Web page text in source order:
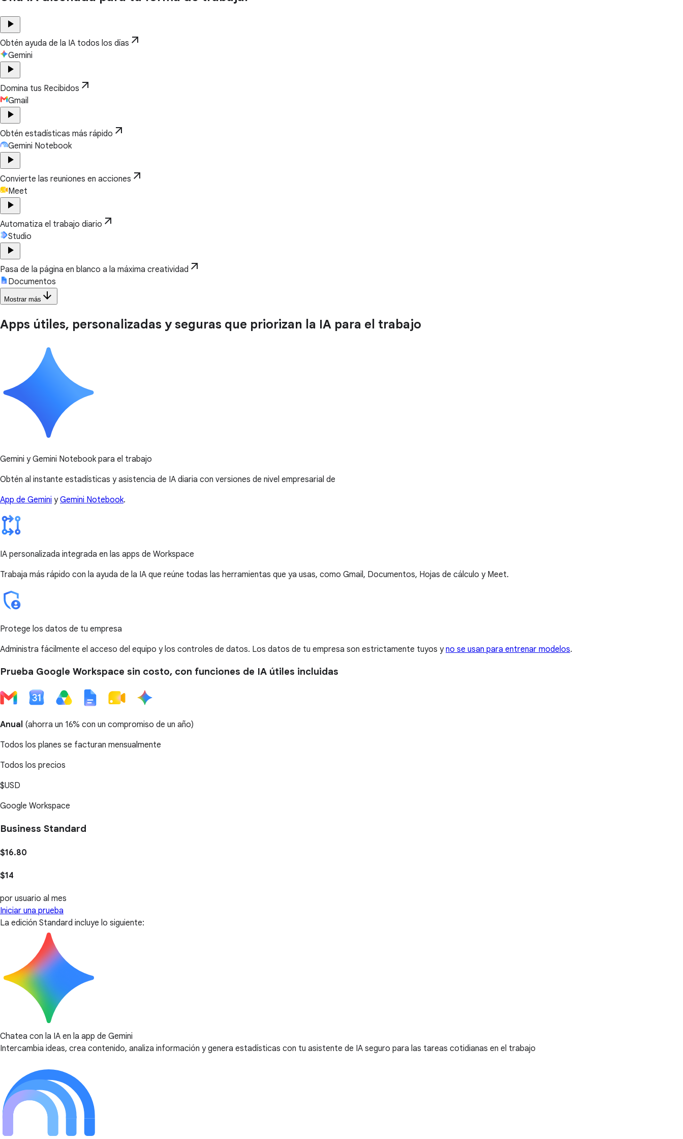
play_arrow
Obtén ayuda de la IA todos los días arrow_outward
Gemini
play_arrow
Domina tus Recibidos arrow_outward
Gmail
play_arrow
Obtén estadísticas más rápido arrow_outward
Gemini Notebook
play_arrow
Convierte las reuniones en acciones arrow_outward
Meet
play_arrow
Automatiza el trabajo diario arrow_outward
Studio
play_arrow
Pasa de la página en blanco a la máxima creatividad arrow_outward
Documentos
Mostrar más arrow_downward
Apps útiles, personalizadas y seguras que priorizan la IA para el trabajo
Gemini y Gemini Notebook para el trabajo
Obtén al instante estadísticas y asistencia de IA diaria con versiones de nivel empresarial de
App de Gemini yGemini Notebook.
IA personalizada integrada en las apps de Workspace
Trabaja más rápido con la ayuda de la IA que reúne todas las herramientas que ya usas, como Gmail, Documentos, Hojas de cálculo y Meet.
Protege los datos de tu empresa
Administra fácilmente el acceso del equipo y los controles de datos. Los datos de tu empresa son estrictamente tuyos yno se usan para entrenar modelos.
Prueba Google Workspace sin costo, con funciones de IA útiles incluidas
Anual (ahorra un 16% con un compromiso de un año)
Todos los planes se facturan mensualmente
Todos los precios
$USD
Google Workspace
Business Standard
$16.80
$14
por usuario al mes
Iniciar una prueba
La edición Standard incluye lo siguiente:
Chatea con la IA en la app de Gemini
Intercambia ideas, crea contenido, analiza información y genera estadísticas con tu asistente de IA seguro para las tareas cotidianas en el trabajo